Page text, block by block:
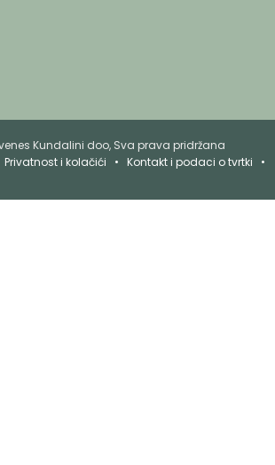
Kundalini doo, Sva prava pridržana
Privatnost i kolačići • Kontakt i podaci o tvrtki •